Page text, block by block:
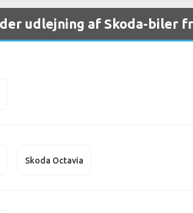
udlejning af Skoda-biler
Skoda Octavia